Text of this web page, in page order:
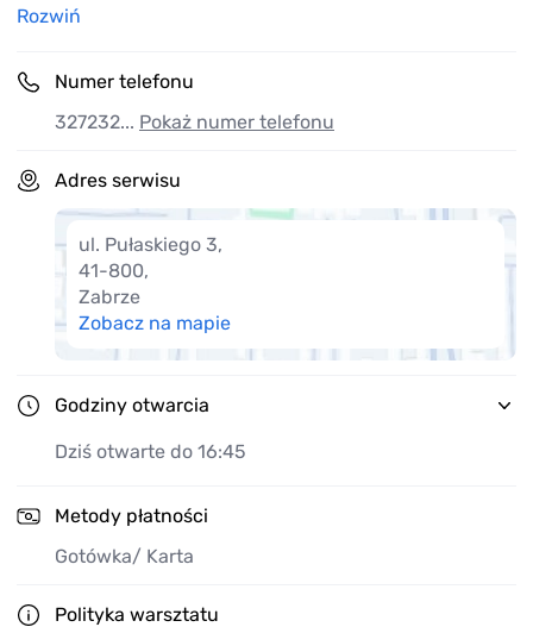
jednego dostawcy - firmy Magnetli Marelli). W razie
W sobotę pracuje tylko dział techniczny blacharsko-
lakierniczy. Nie są wykonywane naprawy mechaniczne.
Rozwiń
Numer telefonu
327232... Pokaż numer telefonu
Adres serwisu
ul. Pułaskiego 3,
41-800,
Zabrze
Zobacz na mapie
Godziny otwarcia
Dziś otwarte do 16:45
Metody płatności
Gotówka/ Karta
Polityka warsztatu